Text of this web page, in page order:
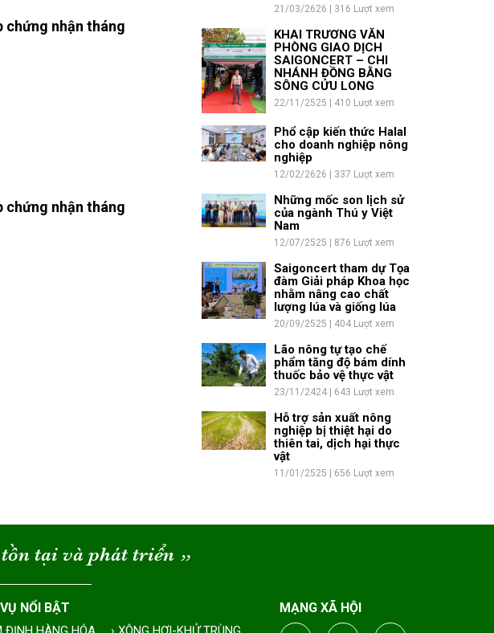
chứng nhận tháng
chứng nhận tháng
21/03/2626 | 316 Lượt xem
KHAI TRƯƠNG VĂN
PHÒNG GIAO DỊCH
SAIGONCERT – CHI
NHÁNH ĐỒNG BẰNG
SÔNG CỬU LONG
22/11/2525 | 410 Lượt xem
Phổ cập kiến thức Halal
cho doanh nghiệp nông
nghiệp
12/02/2626 | 337 Lượt xem
Những mốc son lịch sử
của ngành Thú y Việt
Nam
12/07/2525 | 876 Lượt xem
Saigoncert tham dự Tọa
đàm Giải pháp Khoa học
nhằm nâng cao chất
lượng lúa và giống lúa
20/09/2525 | 404 Lượt xem
Lão nông tự tạo chế
phẩm tăng độ bám dính
thuốc bảo vệ thực vật
23/11/2424 | 643 Lượt xem
Hỗ trợ sản xuất nông
nghiệp bị thiệt hại do
thiên tai, dịch hại thực
vật
11/01/2525 | 656 Lượt xem
tại và phát triển “
NỔI BẬT MẠNG XÃ HỘI